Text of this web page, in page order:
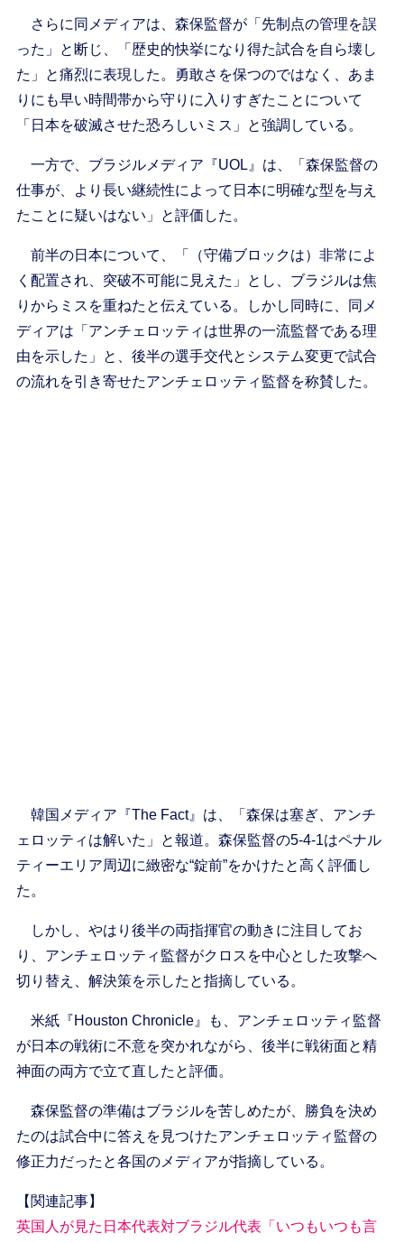
さらに同メディアは、森保監督が「先制点の管理を誤
った」と断じ、「歴史的快挙になり得た試合を自ら壊し
た」と痛烈に表現した。勇敢さを保つのではなく、あま
りにも早い時間帯から守りに入りすぎたことについて
「日本を破滅させた恐ろしいミス」と強調している。
一方で、ブラジルメディア『UOL』は、「森保監督の
仕事が、より長い継続性によって日本に明確な型を与え
たことに疑いはない」と評価した。
前半の日本について、「（守備ブロックは）非常によ
く配置され、突破不可能に見えた」とし、ブラジルは焦
りからミスを重ねたと伝えている。しかし同時に、同メ
ディアは「アンチェロッティは世界の一流監督である理
由を示した」と、後半の選手交代とシステム変更で試合
の流れを引き寄せたアンチェロッティ監督を称賛した。
韓国メディア『The Fact』は、「森保は塞ぎ、アンチ
ェロッティは解いた」と報道。森保監督の5-4-1はペナル
ティーエリア周辺に緻密な“錠前”をかけたと高く評価し
た。
しかし、やはり後半の両指揮官の動きに注目してお
り、アンチェロッティ監督がクロスを中心とした攻撃へ
切り替え、解決策を示したと指摘している。
米紙『Houston Chronicle』も、アンチェロッティ監督
が日本の戦術に不意を突かれながら、後半に戦術面と精
神面の両方で立て直したと評価。
森保監督の準備はブラジルを苦しめたが、勝負を決め
たのは試合中に答えを見つけたアンチェロッティ監督の
修正力だったと各国のメディアが指摘している。
【関連記事】
英国人が見た日本代表対ブラジル代表「いつもいつも言